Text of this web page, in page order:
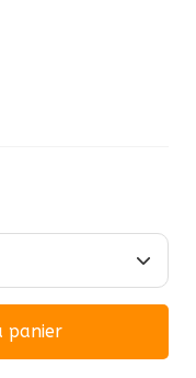
panier